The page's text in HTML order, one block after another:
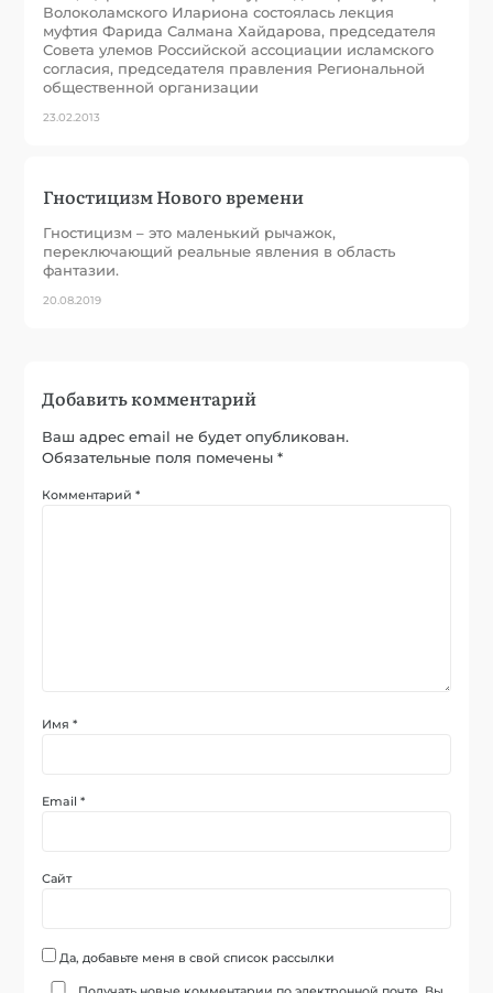
Волоколамского Илариона состоялась лекция
муфтия Фарида Салмана Хайдарова, председателя
Совета улемов Российской ассоциации исламского
согласия, председателя правления Региональной
общественной организации
23.02.2013
Гностицизм Нового времени
Гностицизм – это маленький рычажок,
переключающий реальные явления в область
фантазии.
20.08.2019
Добавить комментарий
Ваш адрес email не будет опубликован.
Обязательные поля помечены*
Комментарий*
Имя*
Email*
Сайт
Да, добавьте меня в свой список рассылки